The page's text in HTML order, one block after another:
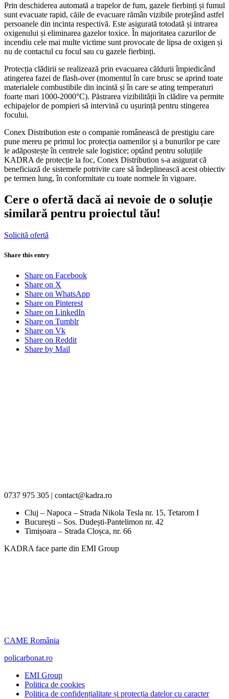
Prin deschiderea automată a trapelor de fum, gazele fierbinți și fumul
sunt evacuate rapid, căile de evacuare rămân vizibile protejând astfel
persoanele din incinta respectivă. Este asigurată totodată și intrarea
oxigenului și eliminarea gazelor toxice. În majoritatea cazurilor de
incendiu cele mai multe victime sunt provocate de lipsa de oxigen și
nu de contactul cu focul sau cu gazele fierbinți.
Protecția clădirii se realizează prin evacuarea căldurii împiedicând
atingerea fazei de flash-over (momentul în care brusc se aprind toate
materialele combustibile din incintă și în care se ating temperaturi
foarte mari 1000-2000°C). Păstrarea vizibilității în clădire va permite
echipajelor de pompieri să intervină cu ușurință pentru stingerea
focului.
Conex Distribution este o companie românească de prestigiu care
pune mereu pe primul loc protecția oamenilor și a bunurilor pe care
le adăpostește în centrele sale logistice; optând pentru soluțiile
KADRA de protecție la foc, Conex Distribution s-a asigurat că
beneficiază de sistemele potrivite care să îndeplinească acest obiectiv
pe termen lung, în conformitate cu toate normele în vigoare.
Cere o ofertă dacă ai nevoie de o soluție
similară pentru proiectul tău!
Solicită ofertă
Share this entry
Share on Facebook
Share on X
Share on WhatsApp
Share on Pinterest
Share on LinkedIn
Share on Tumblr
Share on Vk
Share on Reddit
Share by Mail
0737 975 305 | contact@kadra.ro
Cluj – Napoca – Strada Nikola Tesla nr. 15, Tetarom I
București – Sos. Dudești-Pantelimon nr. 42
Timișoara – Strada Cloșca, nr. 66
KADRA face parte din EMI Group
CAME România
policarbonat.ro
EMI Group
Politica de cookies
Politica de confidențialitate și protecția datelor cu caracter